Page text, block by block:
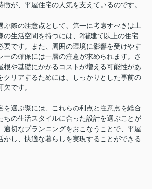
徴が、平屋住宅の人気を支えているのです。
ぶ際の注意点として、第一に考慮すべきは土
の生活空間を持つには、2階建て以上の住宅
要です。また、周囲の環境に影響を受けやす
ーの確保には一層の注意が求められます。さ
根や基礎にかかるコストが増える可能性があ
クリアするためには、しっかりとした事前の
です。
を選ぶ際には、これらの利点と注意点を総合
ちの生活スタイルに合った設計を選ぶことが
適切なプランニングをおこなうことで、平屋
かし、快適な暮らしを実現することができる